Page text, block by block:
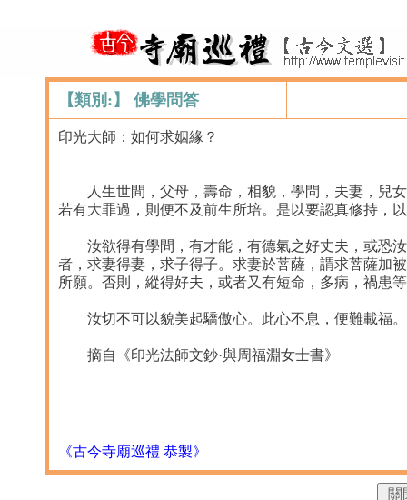
【類別:】 佛學問答
印光大師：如何求姻緣？
人生世間，父母，壽命，相貌，學問，夫妻，兒女
若有大罪過，則便不及前生所培。是以要認真修持，
汝欲得有學問，有才能，有德氣之好丈夫，或恐汝
者，求妻得妻，求子得子。求妻於菩薩，謂求菩薩加
所願。否則，縱得好夫，或者又有短命，多病，禍患
汝切不可以貌美起驕傲心。此心不息，便難載福。
摘自《印光法師文鈔·與周福淵女士書》
《古今寺廟巡禮 恭製》